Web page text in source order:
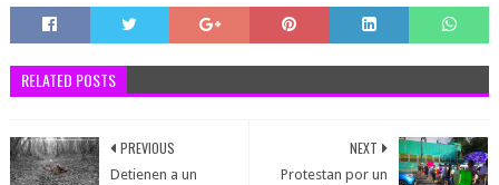
RELATED POSTS
NEXT
Protestan por un
PREVIOUS
Detienen a un